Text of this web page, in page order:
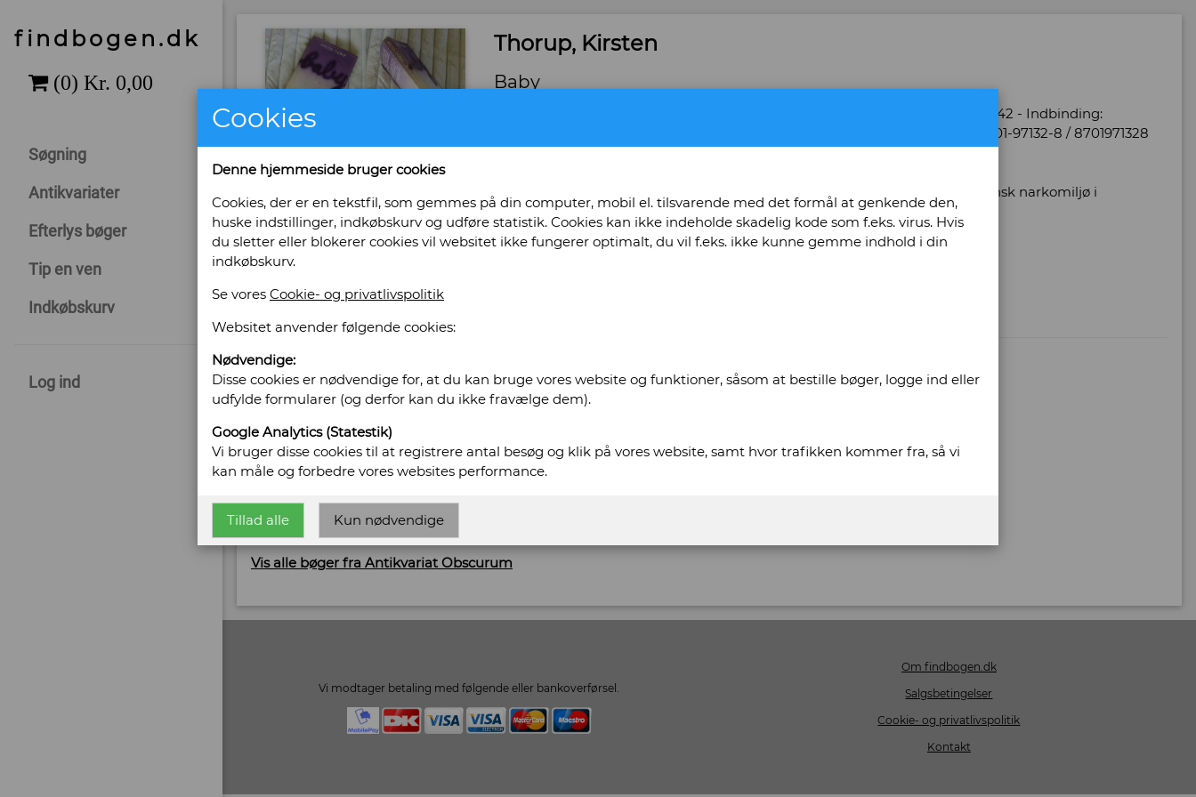
findbogen.dk
Søgning
Antikvariater
Efterlys bøger
Tip en ven
Indkøbskurv
Log ind
Thorup, Kirsten
Baby
Forlag: Gyldendal - Udgivet år: 1980 - Antal bind: 1 - Udgave: 3 - Antal sider: 242 - Indbinding:
Hæftet. - Tilstand: Pænt eksemplar. Brugsspor på ryg og omslag. - ISBN: 87-01-97132-8 / 8701971328
Roman. Kollektivskildring af unge outsidere og sociale tabere i et københavnsk narkomiljø i
begyndelsen af 1970´erne.
Pris: Kr. 70,00
Sælges af: Antikvariat Obscurum
Gl. Vejlevej 10
7400 Herning
Telefonnr: +45 2062 6574
CVR/SE: 37177377
Hjemmeside:www.obscurum.dk
Email:
pernille@obscurum.dk
Vis alle bøger fra Antikvariat Obscurum
Vi modtager betaling med følgende eller bankoverførsel.
Om findbogen.dk
Salgsbetingelser
Cookie- og privatlivspolitik
Kontakt
Cookies
Denne hjemmeside bruger cookies
Cookies, der er en tekstfil, som gemmes på din computer, mobil el. tilsvarende med det formål at genkende den,
huske indstillinger, indkøbskurv og udføre statistik. Cookies kan ikke indeholde skadelig kode som f.eks. virus. Hvis
du sletter eller blokerer cookies vil websitet ikke fungerer optimalt, du vil f.eks. ikke kunne gemme indhold i din
indkøbskurv.
Se vores Cookie- og privatlivspolitik
Websitet anvender følgende cookies:
Nødvendige:
Disse cookies er nødvendige for, at du kan bruge vores website og funktioner, såsom at bestille bøger, logge ind eller
udfylde formularer (og derfor kan du ikke fravælge dem).
Google Analytics (Statestik)
Vi bruger disse cookies til at registrere antal besøg og klik på vores website, samt hvor trafikken kommer fra, så vi
kan måle og forbedre vores websites performance.
Tillad alle Kun nødvendige